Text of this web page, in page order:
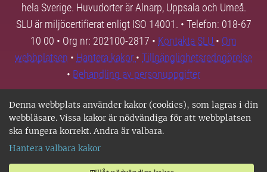
Denna webbplats använder kakor (cookies), som lagras i din
webbläsare. Vissa kakor är nödvändiga för att webbplatsen
ska fungera korrekt. Andra är valbara.
Hantera valbara kakor
hela Sverige. Huvudorter är Alnarp, Uppsala och Umeå.
SLU är miljöcertifierat enligt ISO 14001. • Telefon: 018-67
10 00 • Org nr: 202100-2817 • Kontakta SLU • Om
webbplatsen • Hantera kakor • Tillgänglighetsredogörelse
• Behandling av personuppgifter